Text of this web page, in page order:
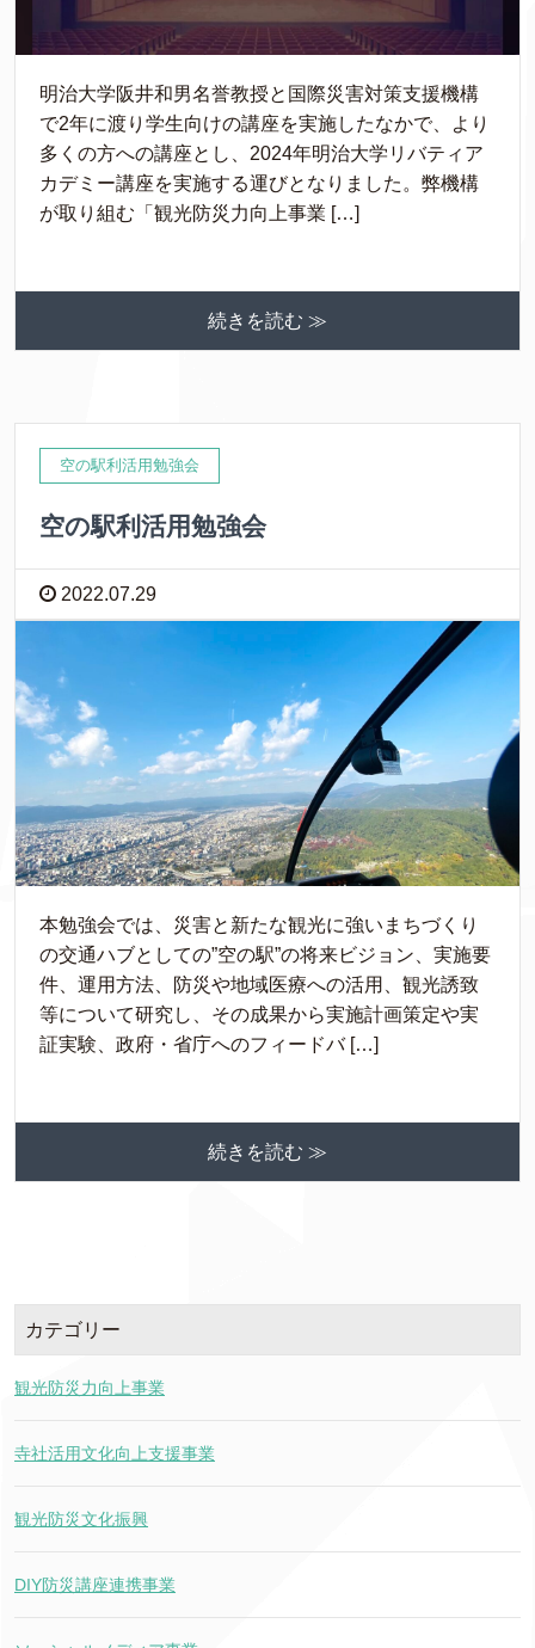
明治大学阪井和男名誉教授と国際災害対策支援機構
で2年に渡り学生向けの講座を実施したなかで、より
多くの方への講座とし、2024年明治大学リバティア
カデミー講座を実施する運びとなりました。弊機構
が取り組む「観光防災力向上事業 […]
続きを読む ≫
空の駅利活用勉強会
空の駅利活用勉強会
2022.07.29
本勉強会では、災害と新たな観光に強いまちづくり
の交通ハブとしての”空の駅”の将来ビジョン、実施要
件、運用方法、防災や地域医療への活用、観光誘致
等について研究し、その成果から実施計画策定や実
証実験、政府・省庁へのフィードバ […]
続きを読む ≫
カテゴリー
観光防災力向上事業
寺社活用文化向上支援事業
観光防災文化振興
DIY防災講座連携事業